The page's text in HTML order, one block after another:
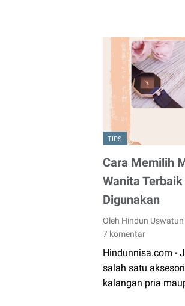
TIPS
Cara Memilih
Wanita
Digunakan
Oleh Hindun Uswatun
7 komentar
Hindunnisa.com -
salah satu
kalangan pria